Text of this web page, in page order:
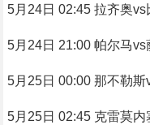
5月24日 02:45 拉齐奥vs
5月24日 21:00 帕尔马vs
5月25日 00:00 那不勒斯
5月25日 02:45 克雷莫内